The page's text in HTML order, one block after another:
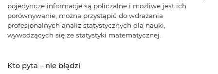
pojedyncze informacje są policzalne i możliwe jest ich
porównywanie, można przystąpić do wdrażania
profesjonalnych analiz statystycznych dla nauki,
wywodzących się ze statystyki matematycznej.
Kto pyta – nie błądzi